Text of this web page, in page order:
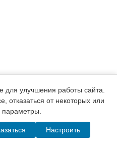
WhatsApp Позвонить
улучшения работы сайта.
отказаться от некоторых или
параметры.
Настроить